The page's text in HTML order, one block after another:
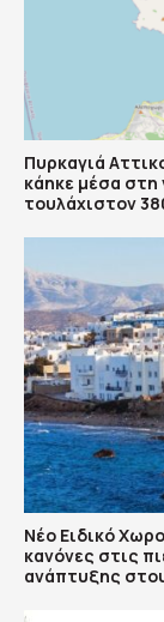
Πυρκαγιά
κάηκε μέσα στη
τουλάχιστον
Νέο Ειδικό
κανόνες στις
ανάπτυξης